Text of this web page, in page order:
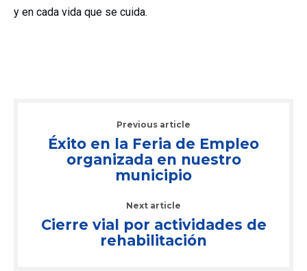
y en cada vida que se cuida.
Previous article
Éxito en la Feria de Empleo
organizada en nuestro
municipio
Next article
Cierre vial por actividades de
rehabilitación